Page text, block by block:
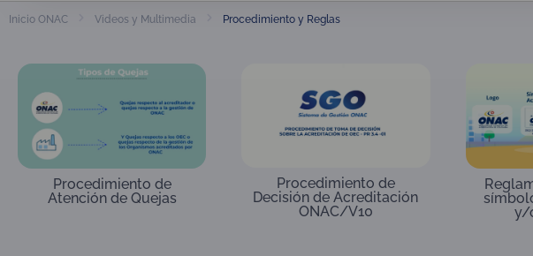
Inicio ONAC Videos y Multimedia Procedimiento y Reglas
Procedimiento de
Atención de Quejas
Procedimiento de
Decisión de Acreditación
ONAC/V10
y/